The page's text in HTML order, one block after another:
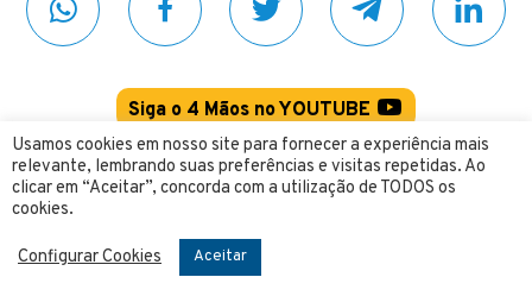
Siga o 4 Mãos no YOUTUBE
Dinheiro e Finanças Franquias Marketing
Notícias
Usamos cookies em nosso site para fornecer a experiência mais
relevante, lembrando suas preferências e visitas repetidas. Ao
clicar em “Aceitar”, concorda com a utilização de TODOS os
cookies.
Configurar Cookies Aceitar